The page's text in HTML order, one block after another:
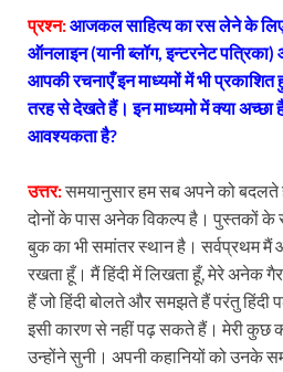
प्रश्न:आजकल साहित्य का रस लेने के
ऑनलाइन (यानी ब्लॉग, इन्टरनेट पत्रिका)
आपकी रचनाएँ इन माध्यमों में भी
तरह से देखते हैं। इन माध्यमो में क्या अच्छा
आवश्यकता है?
उत्तर:समयानुसार हम सब अपने को
दोनों के पास अनेक विकल्प है। पुस्तकों के
बुक का भी समांतर स्थान है। सर्वप्रथम मैं
रखता हूँ। मैं हिंदी में लिखता हूँ, मेरे अनेक गैर
हैं जो हिंदी बोलते और समझते हैं परंतु
इसी कारण से नहीं पढ़ सकते हैं। मेरी कुछ
उन्होंने सुनी। अपनी कहानियों को उनके